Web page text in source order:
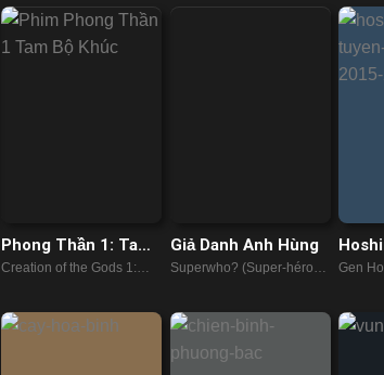
Phong Thần 1: Tam
Bộ Khúc
Creation of the Gods 1:
Giả Danh Anh Hùng
Superwho? (Super-héros
Tập
Gen